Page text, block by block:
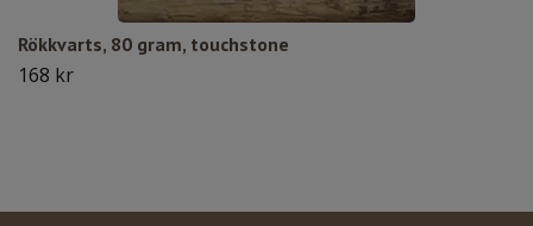
Rökkvarts, 80 gram, touchstone
168 kr